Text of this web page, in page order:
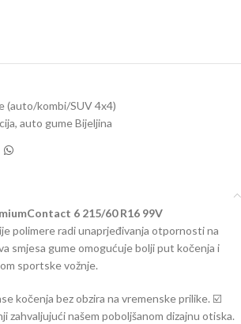
(auto/kombi/SUV 4x4)
, auto gume Bijeljina
6 215/60 R16 99V
polimere radi unaprjeđivanja otpornosti na
smjesa gume omogućuje bolji put kočenja i
sportske vožnje.
kočenja bez obzira na vremenske prilike. ☑️
zahvaljujući našem poboljšanom dizajnu otiska.